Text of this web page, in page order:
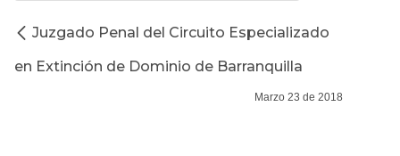
Juzgado Penal del Circuito Especializado
en Extinción de Dominio de Barranquilla
Marzo 23 de 2018